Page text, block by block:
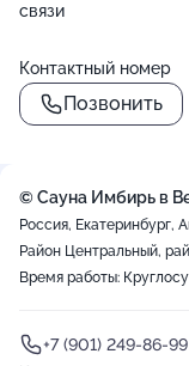
связи
Контактный номер
Позвонить
+
−
© Сауна Имбирь в
Россия, Екатеринбург,
Район Центральный,
Время работы:
+7 (901) 249-86-99